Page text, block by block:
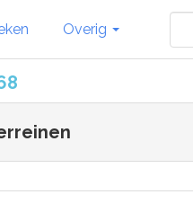
Overig